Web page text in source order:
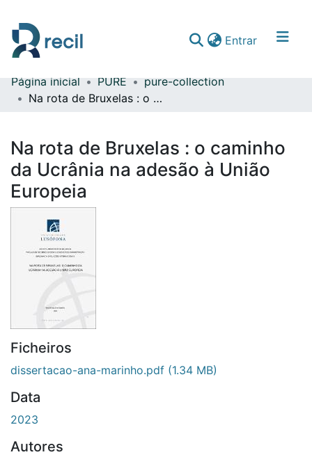
Entrar(current)
Comunidades & Coleções
Estatísticas
Página inicial PURE
pure-collection
Na rota de Bruxelas : o caminho da Ucrânia na adesão à União Europeia
Na rota de Bruxelas : o caminho
da Ucrânia na adesão à União
Europeia
Ficheiros
dissertacao-ana-marinho.pdf (1.34 MB)
Data
2023
Autores